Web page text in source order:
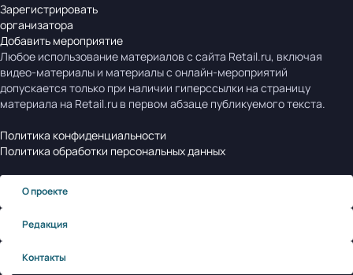
Зарегистрировать
организатора
Добавить мероприятие
Любое использование материалов с сайта Retail.ru, включая
видео-материалы и материалы с онлайн-мероприятий
допускается только при наличии гиперссылки на страницу
материала на Retail.ru в первом абзаце публикуемого текста.
Политика конфиденциальности
Политика обработки персональных данных
О проекте
Редакция
Контакты